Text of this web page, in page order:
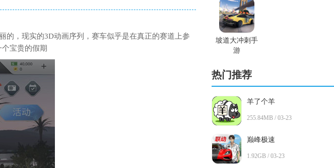
的，现实的3D动画序列，赛车似乎是在真正的赛道上参
宝贵的假期
坡道大冲刺手
游
热门推荐
羊了个羊
255.84MB / 03-23
巅峰极速
1.92GB / 03-23